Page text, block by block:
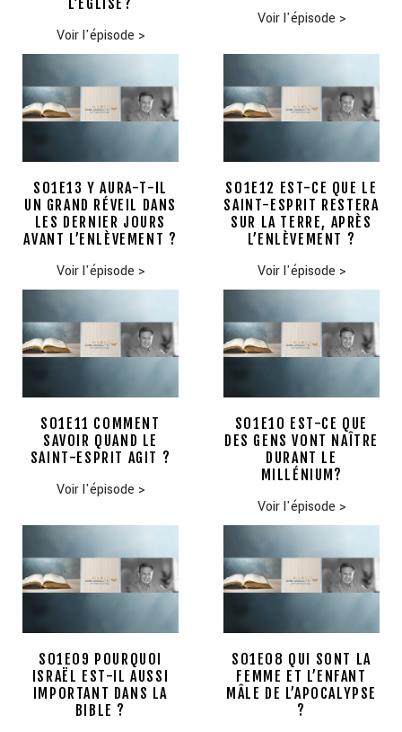
L’ÉGLISE?
Voir l'épisode >
Voir l'épisode >
S01E13 Y AURA-T-IL
UN GRAND RÉVEIL DANS
LES DERNIER JOURS
AVANT L’ENLÈVEMENT ?
Voir l'épisode >
S01E12 EST-CE QUE LE
SAINT-ESPRIT RESTERA
SUR LA TERRE, APRÈS
L’ENLÈVEMENT ?
Voir l'épisode >
S01E11 COMMENT
SAVOIR QUAND LE
SAINT-ESPRIT AGIT ?
Voir l'épisode >
S01E10 EST-CE QUE
DES GENS VONT NAÎTRE
DURANT LE
MILLÉNIUM?
Voir l'épisode >
S01E09 POURQUOI
ISRAËL EST-IL AUSSI
IMPORTANT DANS LA
BIBLE ?
S01E08 QUI SONT LA
FEMME ET L’ENFANT
MÂLE DE L’APOCALYPSE
?